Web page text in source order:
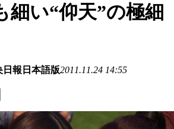
細い“仰天”の極細
報日本語版2011.11.24 14:55